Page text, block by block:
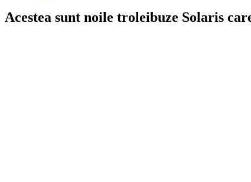
Acestea sunt noile troleibuze Solaris